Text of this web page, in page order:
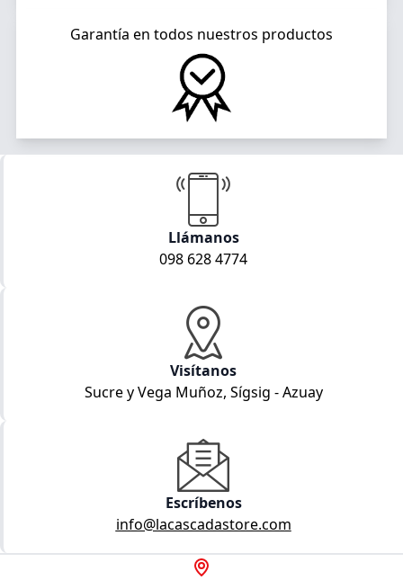
Garantía en todos nuestros productos
Llámanos
098 628 4774
Visítanos
Sucre y Vega Muñoz, Sígsig - Azuay
Escríbenos
info@lacascadastore.com